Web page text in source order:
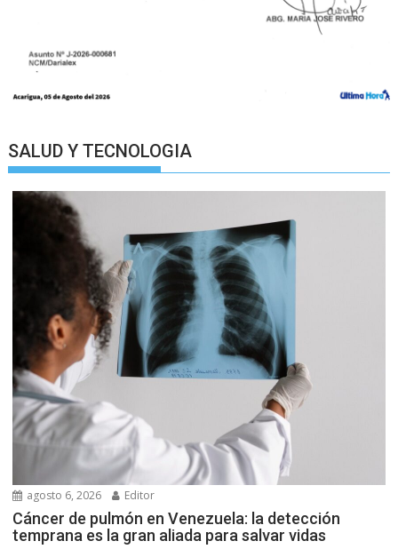
SALUD Y TECNOLOGIA
agosto 6, 2026 Editor
Cáncer de pulmón en Venezuela: la detección
temprana es la gran aliada para salvar vidas